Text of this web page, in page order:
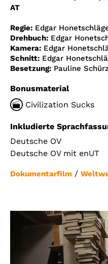
AT
Regie: Edgar
Drehbuch: Edgar
Kamera: Edgar
Schnitt: Edgar
Besetzung: Pauline
Bonusmaterial
Civilization Sucks
Inkludierte
Deutsche OV
Deutsche OV mit enUT
Dokumentarfilm /